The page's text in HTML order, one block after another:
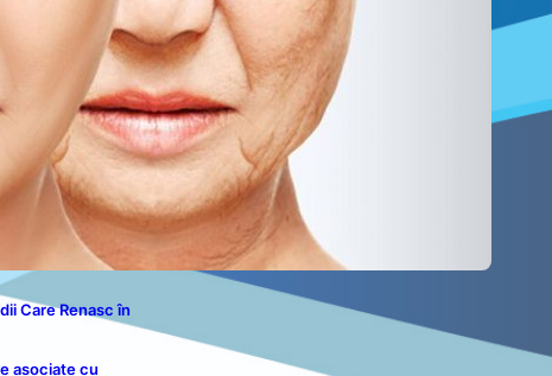
Care Renasc în
asociate cu